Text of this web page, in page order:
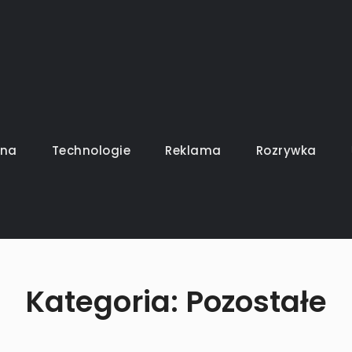
Technologie Reklama Rozrywka
Kategoria: Pozostałe